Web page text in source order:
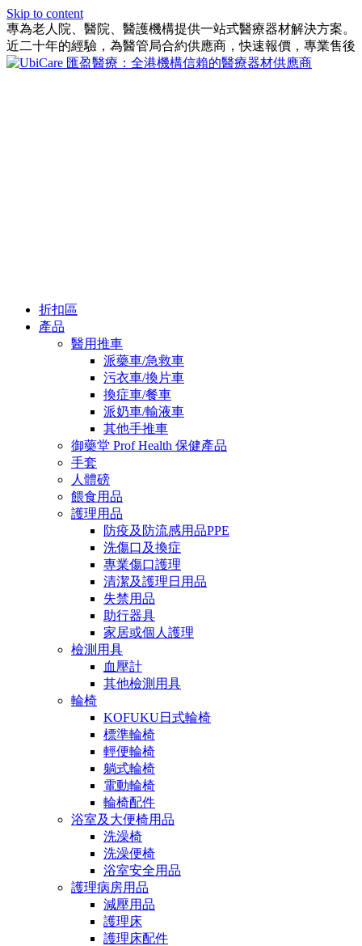
Skip to content
專為老人院、醫院、醫護機構提供一站式醫療器材解決方案。
近二十年的經驗，為醫管局合約供應商，快速報價，專業售後
折扣區
產品
醫用推車
派藥車/急救車
污衣車/換片車
換症車/餐車
派奶車/輸液車
其他手推車
御藥堂 Prof Health 保健產品
手套
人體磅
餵食用品
護理用品
防疫及防流感用品PPE
洗傷口及換症
專業傷口護理
清潔及護理日用品
失禁用品
助行器具
家居或個人護理
檢測用具
血壓計
其他檢測用具
輪椅
KOFUKU日式輪椅
標準輪椅
輕便輪椅
躺式輪椅
電動輪椅
輪椅配件
浴室及大便椅用品
洗澡椅
洗澡便椅
浴室安全用品
護理病房用品
減壓用品
護理床
護理床配件